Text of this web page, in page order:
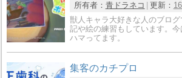
所有者： 青ドラネコ 更新：
獣人キャラ大好きな人のブロ
記や絵の練習もしています。今
ハマってます。
集客のカチプロ